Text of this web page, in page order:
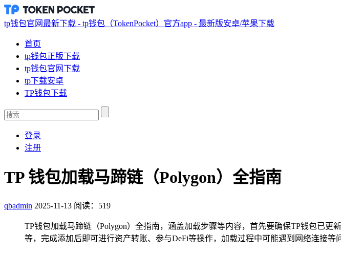
tp钱包官网最新下载 - tp钱包（TokenPocket）官方app - 最新版安卓/苹果下载
首页
tp钱包正版下载
tp钱包官网下载
tp下载安卓
TP钱包下载
登录
注册
TP 钱包加载马蹄链（Polygon）全指南
qbadmin 2025-11-13 阅读：519
TP钱包加载马蹄链（Polygon）全指南，涵盖加载步骤等内容，首先要确保TP钱包已
等，完成添加后即可进行资产转账、参与DeFi等操作，加载过程中可能遇到网络连接